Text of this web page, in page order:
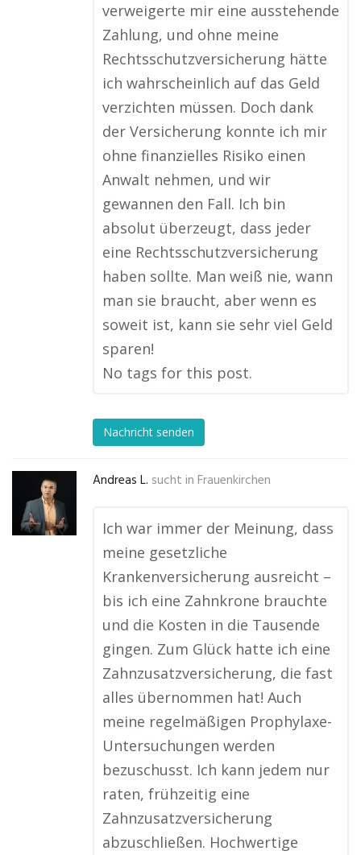
verweigerte mir eine ausstehende
Zahlung, und ohne meine
Rechtsschutzversicherung hätte
ich wahrscheinlich auf das Geld
verzichten müssen. Doch dank
der Versicherung konnte ich mir
ohne finanzielles Risiko einen
Anwalt nehmen, und wir
gewannen den Fall. Ich bin
absolut überzeugt, dass jeder
eine Rechtsschutzversicherung
haben sollte. Man weiß nie, wann
man sie braucht, aber wenn es
soweit ist, kann sie sehr viel Geld
sparen!
No tags for this post.
Nachricht senden
Andreas L. sucht in Frauenkirchen
Ich war immer der Meinung, dass
meine gesetzliche
Krankenversicherung ausreicht –
bis ich eine Zahnkrone brauchte
und die Kosten in die Tausende
gingen. Zum Glück hatte ich eine
Zahnzusatzversicherung, die fast
alles übernommen hat! Auch
meine regelmäßigen Prophylaxe-
Untersuchungen werden
bezuschusst. Ich kann jedem nur
raten, frühzeitig eine
Zahnzusatzversicherung
abzuschließen. Hochwertige